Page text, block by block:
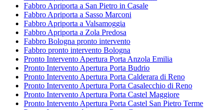
Fabbro Apriporta a San Pietro in Casale
Fabbro Apriporta a Sasso Marconi
Fabbro Apriporta a Valsamoggia
Fabbro Apriporta a Zola Predosa
Fabbro Bologna pronto intervento
Fabbro pronto intervento Bologna
Pronto Intervento Apertura Porta Anzola Emilia
Pronto Intervento Apertura Porta Budrio
Pronto Intervento Apertura Porta Calderara di Reno
Pronto Intervento Apertura Porta Casalecchio di Reno
Pronto Intervento Apertura Porta Castel Maggiore
Pronto Intervento Apertura Porta Castel San Pietro Terme